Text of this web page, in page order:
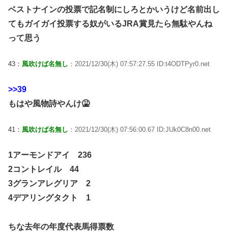
ベストナインの投票で記名制にしろとかいうけど名前出し
てもガイガイ投票する奴がいるJRA賞見たら無駄やんね
って思う
43： 風吹けば名無し ：2021/12/30(木) 07:57:27.55 ID:t4ODTPyr0.net
>>39
もはや風物詩やんけ🤮
41： 風吹けば名無し ：2021/12/30(木) 07:56:00.67 ID:JUk0C8n00.net
1アーモンドアイ 236
2コントレイル 44
3グランアレグリア 2
4デアリングタクト 1
ちな去年の年度代表馬得票数